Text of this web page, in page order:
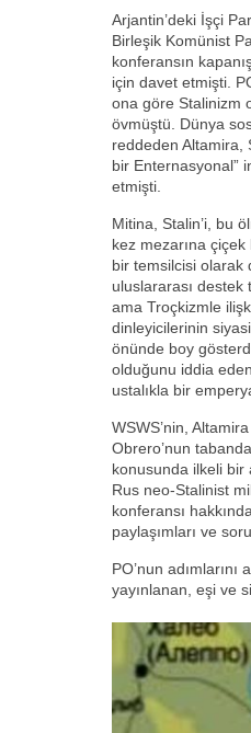
Arjantin’deki İşçi
Birleşik Komünist
konferansın
için davet etmişti.
ona göre Stalinizm
övmüştü. Dünya
reddeden Altamira,
bir Enternasyonal”
etmişti.
Mitina, Stalin’i, bu
kez mezarına
bir temsilcisi olarak
uluslararası destek
ama Troçkizmle
dinleyicilerinin
önünde boy
olduğunu iddia
ustalıkla bir
WSWS’nin,
Obrero’nun
konusunda ilkeli bir
Rus neo-Stalinist
konferansı
paylaşımları ve
PO’nun
yayınlanan, eşi ve